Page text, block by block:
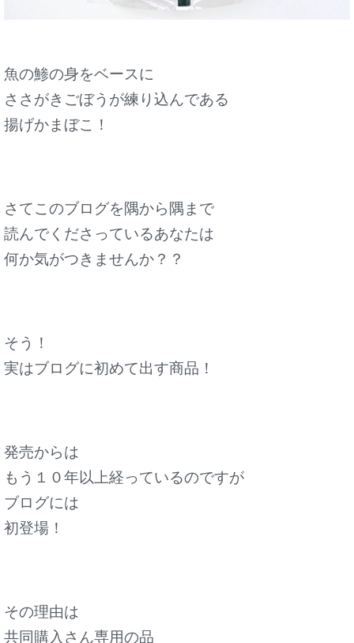
魚の鯵の身をベースに
ささがきごぼうが練り込んである
揚げかまぼこ！
さてこのブログを隅から隅まで
読んでくださっているあなたは
何か気がつきませんか？？
そう！
実はブログに初めて出す商品！
発売からは
もう１０年以上経っているのですが
ブログには
初登場！
その理由は
共同購入さん専用の品